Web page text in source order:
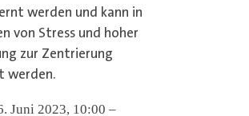
werden und kann in
von Stress und hoher
zur Zentrierung
werden.
Juni 2023, 10:00 –